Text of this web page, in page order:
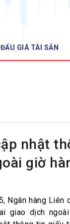
ĐẤU GIÁ TÀI SẢN
nhật
giờ
Ngân hàng Liên
giao dịch